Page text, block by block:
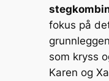
fokus på
som kryss
Karen og